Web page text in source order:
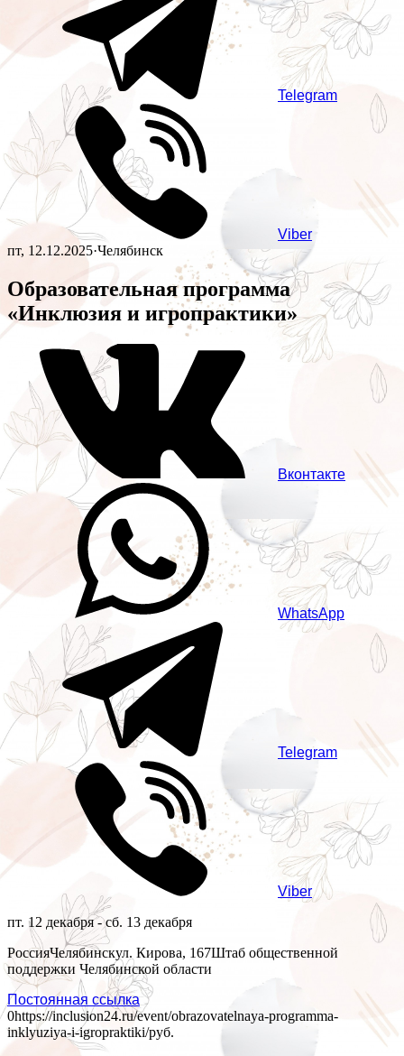
Telegram
Viber
пт, 12.12.2025·Челябинск
Образовательная программа
«Инклюзия и игропрактики»
Вконтакте
WhatsApp
Telegram
Viber
пт. 12 декабря - сб. 13 декабря
РоссияЧелябинскул. Кирова, 167Штаб общественной
поддержки Челябинской области
Постоянная ссылка
0https://inclusion24.ru/event/obrazovatelnaya-programma-
inklyuziya-i-igropraktiki/руб.